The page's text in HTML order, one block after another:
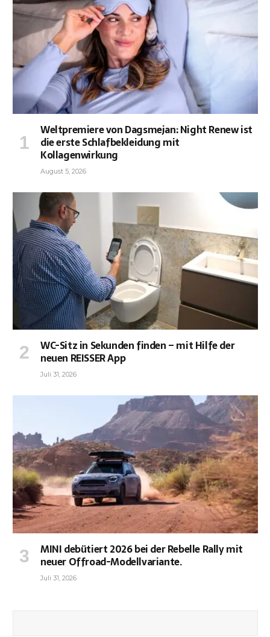
Weltpremiere von Dagsmejan: Night Renew ist
die erste Schlafbekleidung mit
Kollagenwirkung
August 5, 2026
WC-Sitz in Sekunden finden – mit Hilfe der
neuen REISSER App
Juli 31, 2026
MINI debütiert 2026 bei der Rebelle Rally mit
neuer Offroad-Modellvariante.
Juli 31, 2026